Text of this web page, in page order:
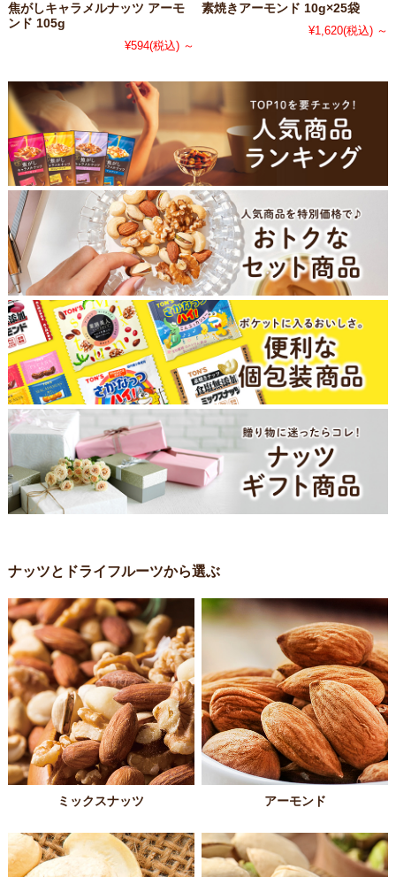
焦がしキャラメルナッツ アーモ
ンド 105g
¥594(税込) ～
素焼きアーモンド 10g×25袋
¥1,620(税込) ～
ナッツとドライフルーツから選ぶ
ミックスナッツ アーモンド